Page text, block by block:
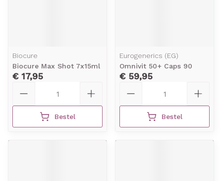
Biocure
Biocure Max Shot 7x15ml
€ 17,95
Bestel
Eurogenerics (EG)
Omnivit 50+ Caps 90
€ 59,95
Bestel